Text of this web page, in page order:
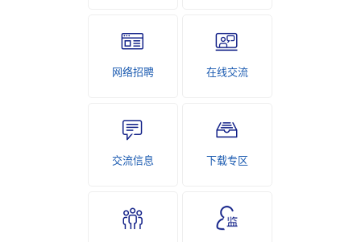
网络招聘 在线交流
交流信息 下载专区